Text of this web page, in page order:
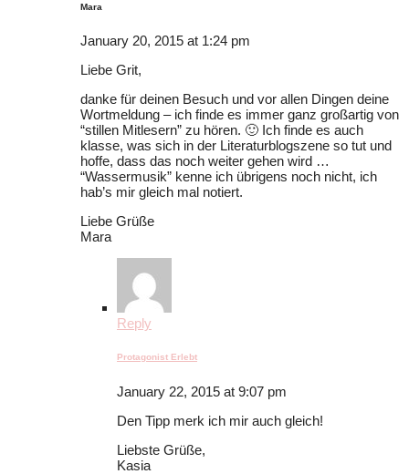
Mara
January 20, 2015 at 1:24 pm
Liebe Grit,
danke für deinen Besuch und vor allen Dingen deine
Wortmeldung – ich finde es immer ganz großartig von
“stillen Mitlesern” zu hören. 🙂 Ich finde es auch
klasse, was sich in der Literaturblogszene so tut und
hoffe, dass das noch weiter gehen wird …
“Wassermusik” kenne ich übrigens noch nicht, ich
hab’s mir gleich mal notiert.
Liebe Grüße
Mara
Reply
Protagonist Erlebt
January 22, 2015 at 9:07 pm
Den Tipp merk ich mir auch gleich!
Liebste Grüße,
Kasia